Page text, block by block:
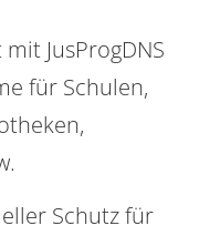
JusProgDNS
für Schulen,
Schutz für